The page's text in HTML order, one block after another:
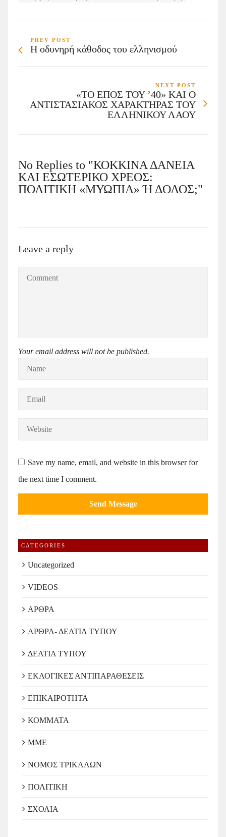
PREV POST
Η οδυνηρή κάθοδος του ελληνισμού
NEXT POST
«ΤΟ ΕΠΟΣ ΤΟΥ ’40» ΚΑΙ Ο
ΑΝΤΙΣΤΑΣΙΑΚΟΣ ΧΑΡΑΚΤΗΡΑΣ ΤΟΥ
ΕΛΛΗΝΙΚΟΥ ΛΑΟΥ
No Replies to "ΚΟΚΚΙΝΑ ΔΑΝΕΙΑ
ΚΑΙ ΕΣΩΤΕΡΙΚΟ ΧΡΕΟΣ:
ΠΟΛΙΤΙΚΗ «ΜΥΩΠΙΑ» Ή ΔΟΛΟΣ;"
Leave a reply
Your email address will not be published.
Save my name, email, and website in this browser for
the next time I comment.
CATEGORIES
Uncategorized
VIDEOS
ΑΡΘΡΑ
ΑΡΘΡΑ- ΔΕΛΤΙΑ ΤΥΠΟΥ
ΔΕΛΤΙΑ ΤΥΠΟΥ
ΕΚΛΟΓΙΚΕΣ ΑΝΤΙΠΑΡΑΘΕΣΕΙΣ
ΕΠΙΚΑΙΡΟΤΗΤΑ
ΚΟΜΜΑΤΑ
ΜΜΕ
ΝΟΜΟΣ ΤΡΙΚΑΛΩΝ
ΠΟΛΙΤΙΚΗ
ΣΧΟΛΙΑ